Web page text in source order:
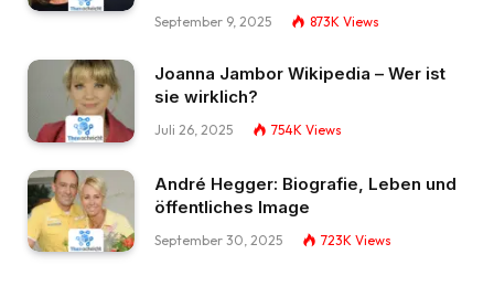
September 9, 2025 873K Views
Joanna Jambor Wikipedia – Wer ist
sie wirklich?
Juli 26, 2025 754K Views
André Hegger: Biografie, Leben und
öffentliches Image
September 30, 2025 723K Views